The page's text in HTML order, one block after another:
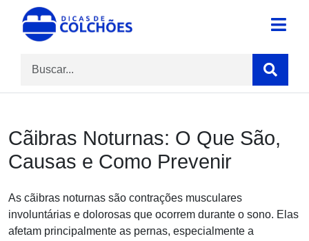
content
Dicas de Colchões
Site para Dicas de Colchões e reviews
Cãibras Noturnas: O Que São,
Causas e Como Prevenir
As cãibras noturnas são contrações musculares
involuntárias e dolorosas que ocorrem durante o sono. Elas
afetam principalmente as pernas, especialmente a